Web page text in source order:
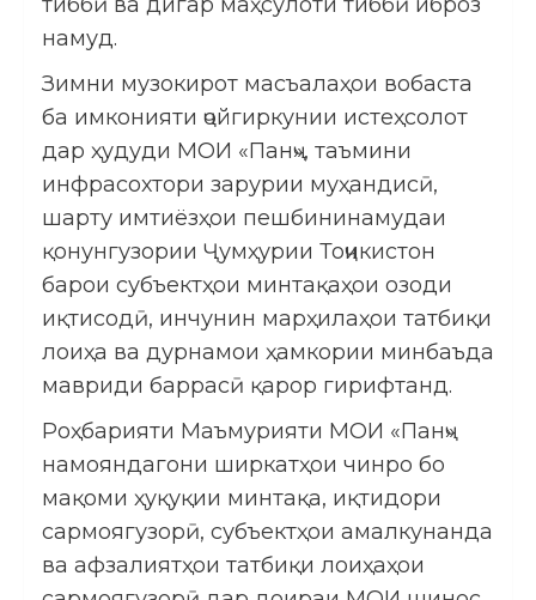
намуд.
Зимни музокирот масъалаҳои вобаста
ба имконияти ҷойгиркунии истеҳсолот
дар ҳудуди МОИ «Панҷ», таъмини
инфрасохтори зарурии муҳандисӣ,
шарту имтиёзҳои пешбининамудаи
қонунгузории Ҷумҳурии Тоҷикистон
барои субъектҳои минтақаҳои озоди
иқтисодӣ, инчунин марҳилаҳои татбиқи
лоиҳа ва дурнамои ҳамкории минбаъда
мавриди баррасӣ қарор гирифтанд.
Роҳбарияти Маъмурияти МОИ «Панҷ»
намояндагони ширкатҳои чинро бо
мақоми ҳуқуқии минтақа, иқтидори
сармоягузорӣ, субъектҳои амалкунанда
ва афзалиятҳои татбиқи лоиҳаҳои